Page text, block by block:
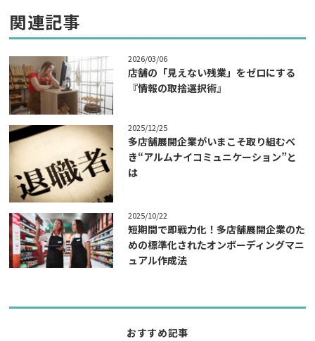
関連記事
2026/03/06
店舗の「見えない残業」をゼロにする
『情報の取捨選択術』
2025/12/25
多店舗展開企業がいまこそ取り組むべ
き“アルムナイコミュニケーション”と
は
2025/10/22
短期間で即戦力化！多店舗展開企業のた
めの標準化されたオンボーディングマニ
ュアル作成法
おすすめ記事